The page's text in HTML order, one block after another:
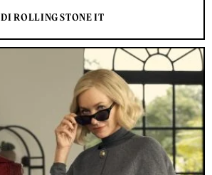
DI ROLLING STONE IT